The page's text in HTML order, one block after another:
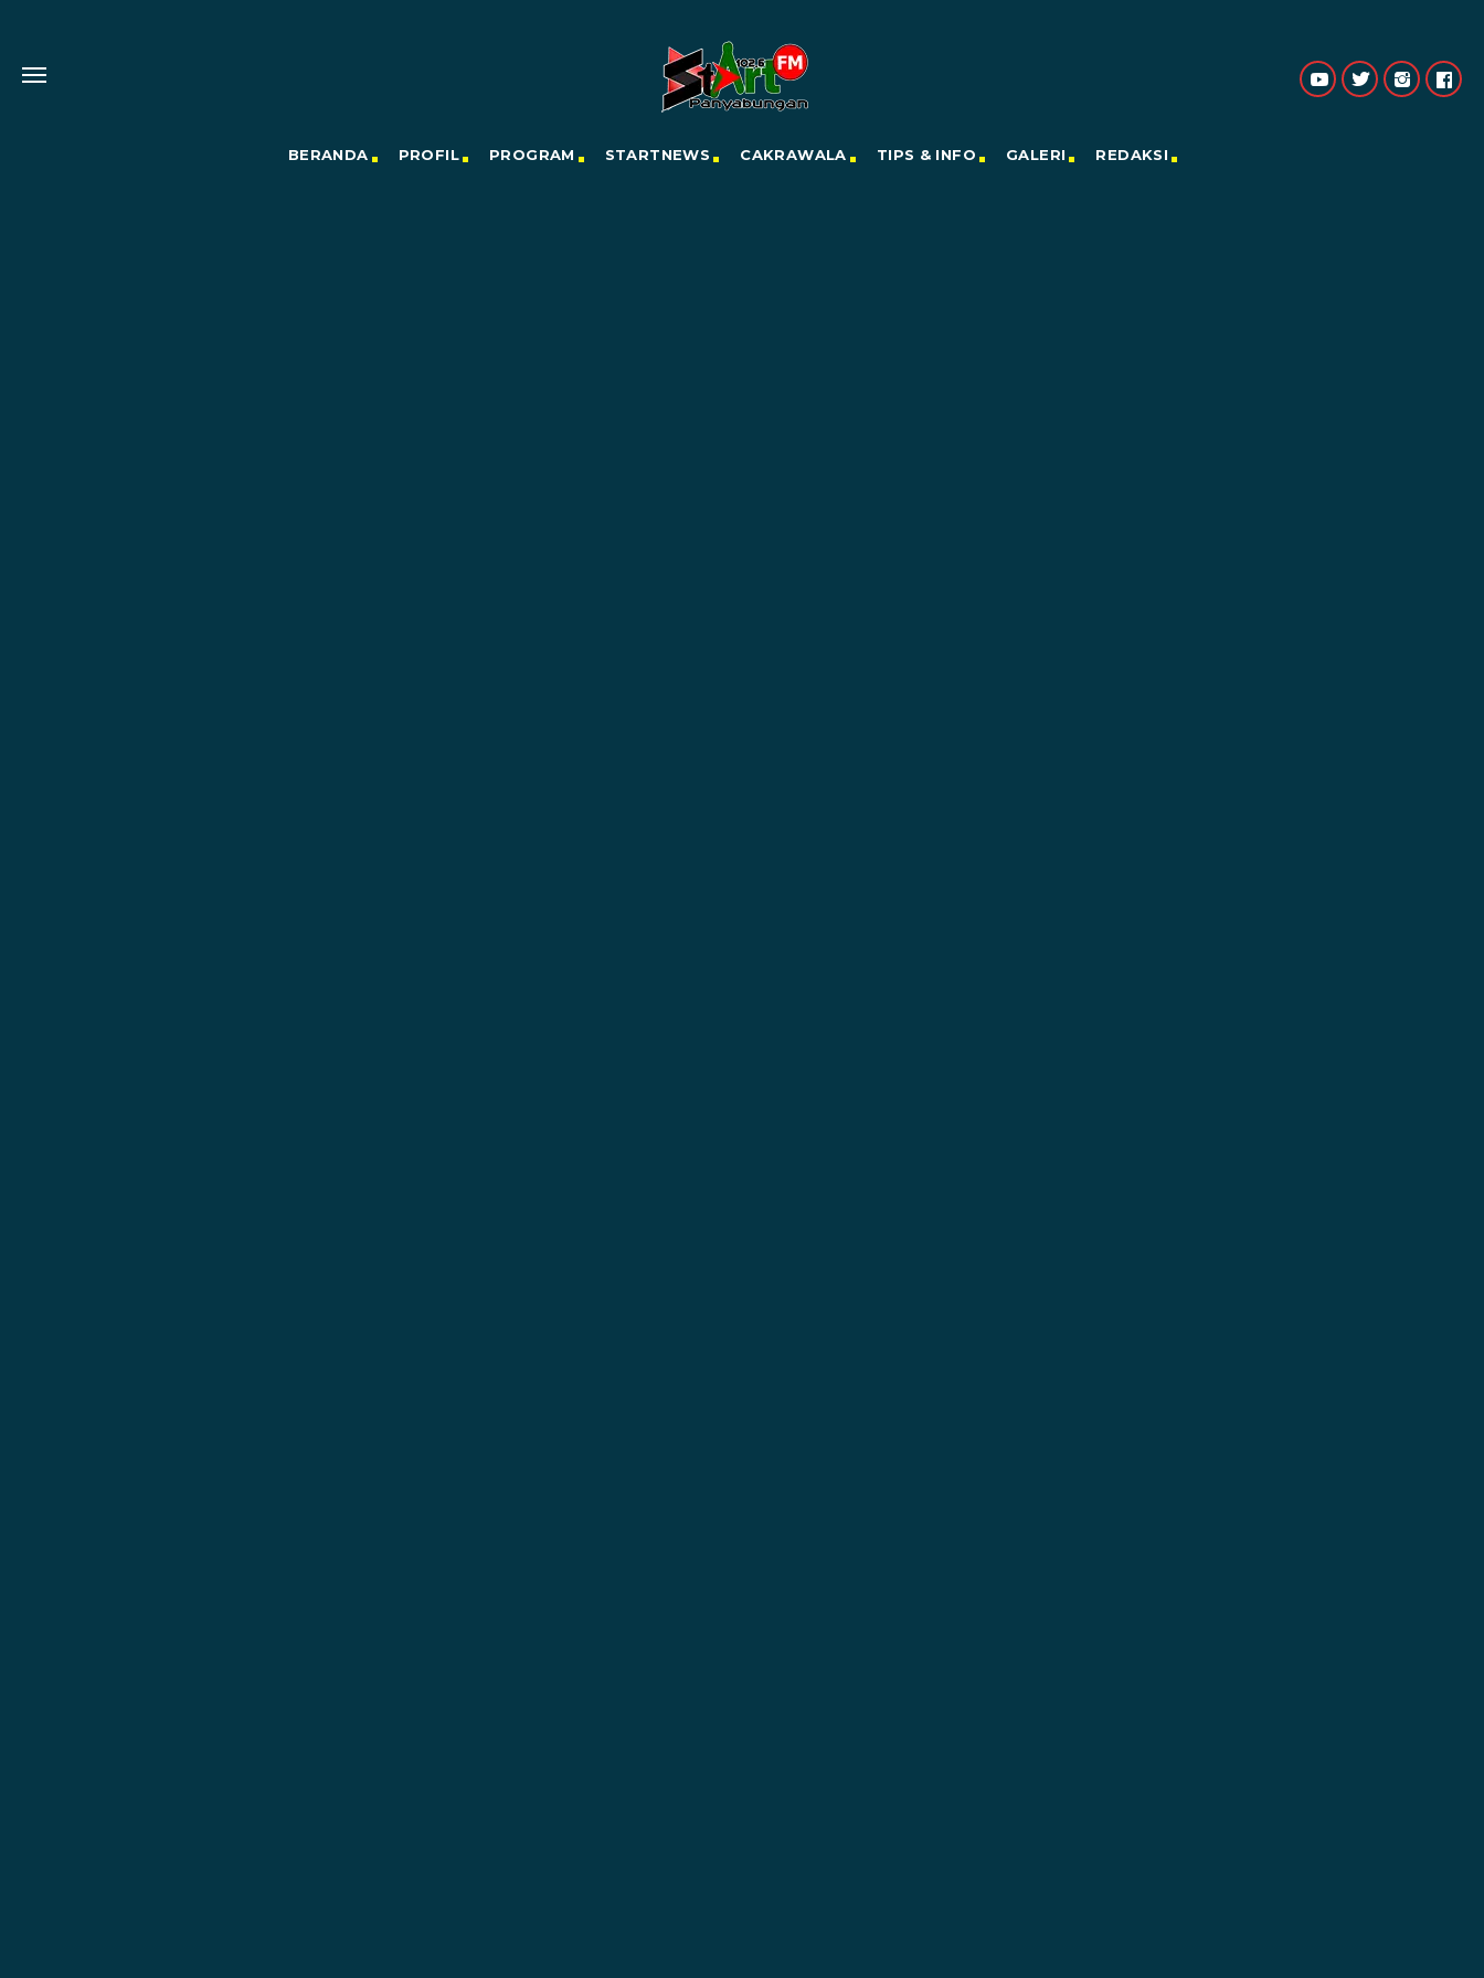
BERANDA PROFIL PROGRAM STARTNEWS CAKRAWALA TIPS & INFO GALERI REDAKSI